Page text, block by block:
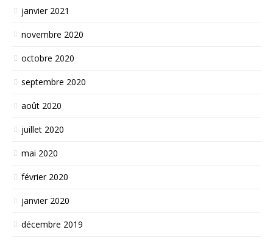
janvier 2021
novembre 2020
octobre 2020
septembre 2020
août 2020
juillet 2020
mai 2020
février 2020
janvier 2020
décembre 2019